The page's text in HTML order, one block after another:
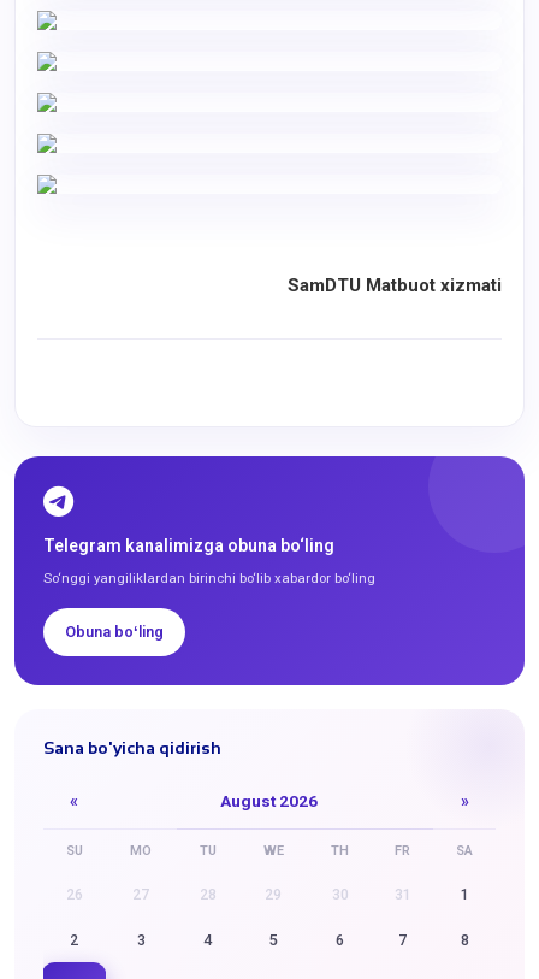
SamDTU Matbuot xizmati
Telegram kanalimizga obuna bo‘ling
So‘nggi yangiliklardan birinchi bo‘lib xabardor bo‘ling
Obuna boʻling
Sana bo'yicha qidirish
« August 2026 »
SU MO TU WE TH FR SA
26 27 28 29 30 31 1
2 3 4 5 6 7 8